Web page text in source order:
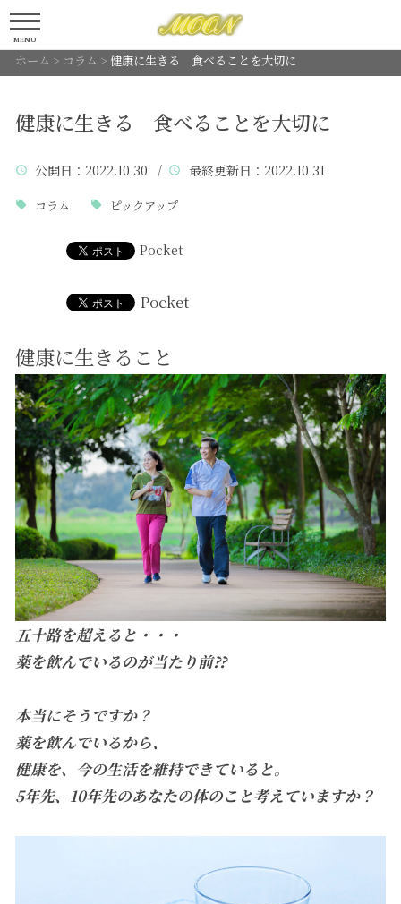
MENU
ホーム > コラム > 健康に生きる 食べることを大切に
健康に生きる 食べることを大切に
公開日 ：2022.10.30 / 最終更新日 ：2022.10.31
コラム ピックアップ
Pocket
Pocket
健康に生きること
五十路を超えると・・・
薬を飲んでいるのが当たり前⁇
本当にそうですか？
薬を飲んでいるから、
健康を、今の生活を維持できていると。
5年先、10年先のあなたの体のこと考えていますか？